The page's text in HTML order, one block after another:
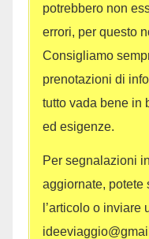
potrebbero non
errori, per questo
Consigliamo
prenotazioni di
tutto vada bene in
ed esigenze.
Per segnalazioni
aggiornate, potete
l’articolo o inviare